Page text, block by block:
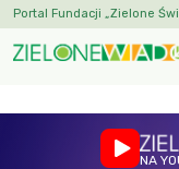
Portal Fundacji „Zielone
NA